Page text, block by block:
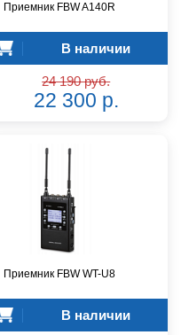
Приемник FBW A140R
В наличии
24 190 руб.
22 300 р.
Приемник FBW WT-U8
В наличии